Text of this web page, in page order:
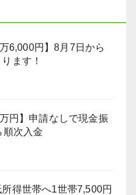
6,000円】8月7日から
ます！
円】申請なしで現金振
順次入金
所得世帯へ1世帯7,500円